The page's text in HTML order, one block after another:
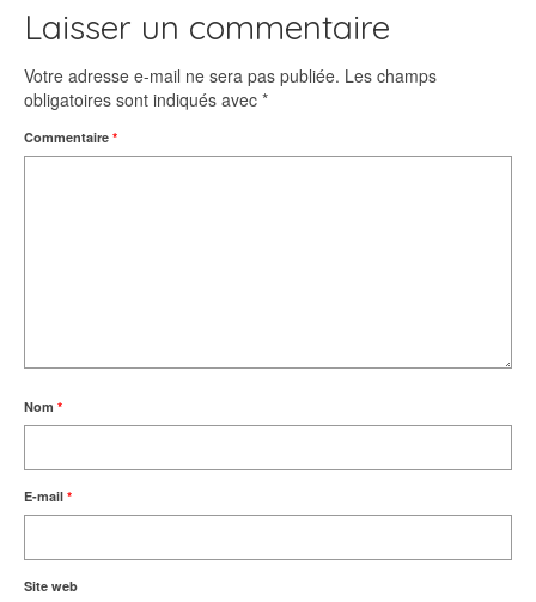
Laisser un commentaire
Votre adresse e-mail ne sera pas publiée. Les champs
obligatoires sont indiqués avec *
Commentaire *
Nom *
E-mail *
Site web